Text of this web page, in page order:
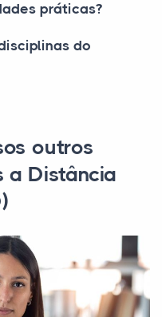
práticas?
do
outros
a Distância